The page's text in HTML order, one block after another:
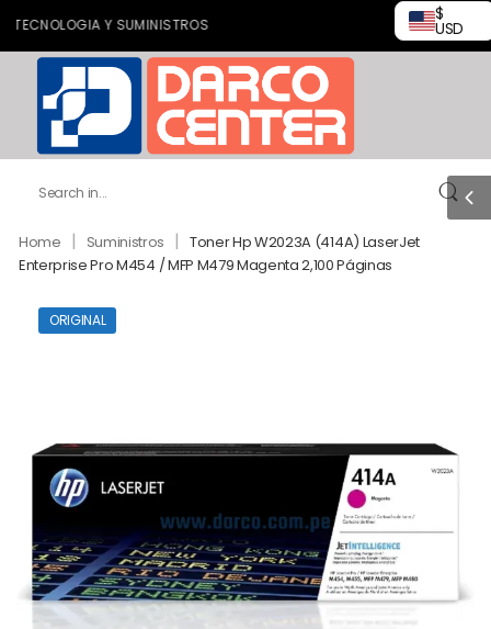
Y SUMINISTROS
$
USD
Home | Suministros | Toner Hp W2023A (414A) LaserJet
Enterprise Pro M454 / MFP M479 Magenta 2,100 Páginas
ORIGINAL